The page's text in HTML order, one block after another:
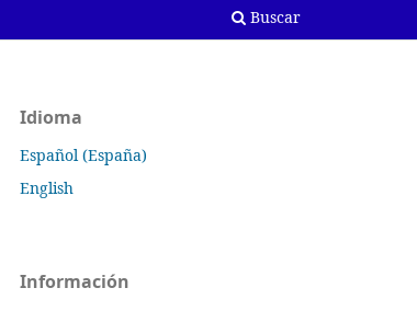
Buscar
Idioma
Español (España)
English
Información